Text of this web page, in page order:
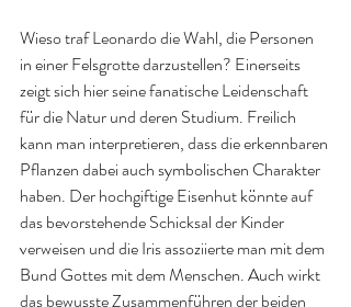
Wieso traf Leonardo die Wahl, die Personen
in einer Felsgrotte darzustellen? Einerseits
zeigt sich hier seine fanatische Leidenschaft
für die Natur und deren Studium. Freilich
kann man interpretieren, dass die erkennbaren
Pflanzen dabei auch symbolischen Charakter
haben. Der hochgiftige Eisenhut könnte auf
das bevorstehende Schicksal der Kinder
verweisen und die Iris assoziierte man mit dem
Bund Gottes mit dem Menschen. Auch wirkt
das bewusste Zusammenführen der beiden